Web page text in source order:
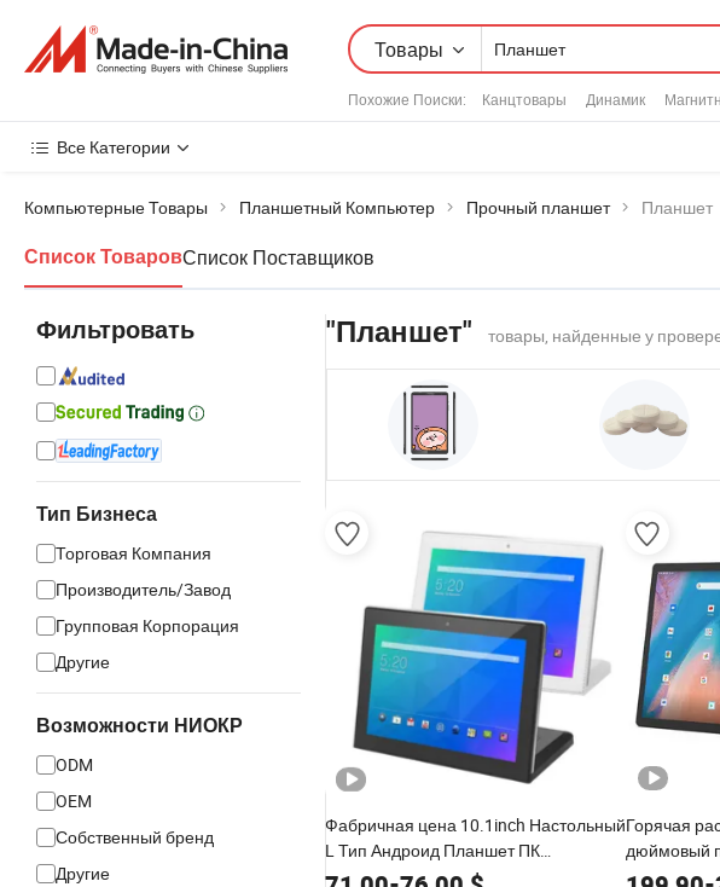
Товары
Похожие Поиски: Канцтовары Динамик
Все Категории
Компьютерные Товары Планшетный Компьютер Прочный планшет Планшет
Список ТоваровСписок Поставщиков
Фильтровать
Тип Бизнеса
Торговая Компания
Производитель/Завод
Групповая Корпорация
Другие
Возможности НИОКР
ODM
OEM
Собственный бренд
Другие
"Планшет" товары, найденные у
Фабричная цена 10.1inch Настольный
L Тип Андроид Планшет ПК
Компьютер Емкостный Сенсорный
Горячая
дюймовый
с функцией